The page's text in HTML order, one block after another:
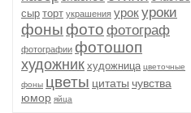
сыр торт украшения урокуроки
фоныфото фотограф
фотографии фотошоп
художник художница цветочные
фоны цветы цитаты чувства
юмор яйца